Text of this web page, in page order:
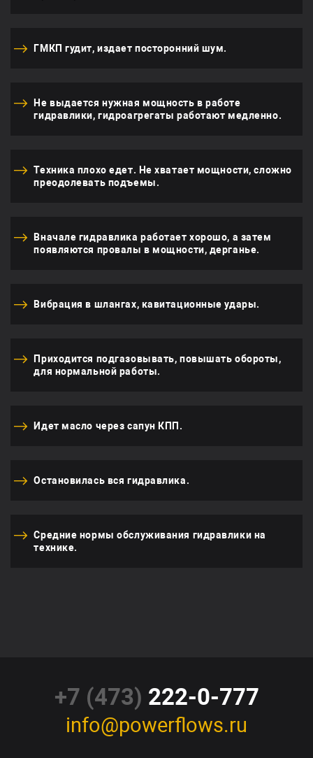
ГМКП гудит, издает посторонний шум.
Не выдается нужная мощность в работе
гидравлики, гидроагрегаты работают медленно.
Техника плохо едет. Не хватает мощности, сложно
преодолевать подъемы.
Вначале гидравлика работает хорошо, а затем
появляются провалы в мощности, дерганье.
Вибрация в шлангах, кавитационные удары.
Приходится подгазовывать, повышать обороты,
для нормальной работы.
Идет масло через сапун КПП.
Остановилась вся гидравлика.
Средние нормы обслуживания гидравлики на
технике.
+7 (473) 222-0-777
info@powerflows.ru